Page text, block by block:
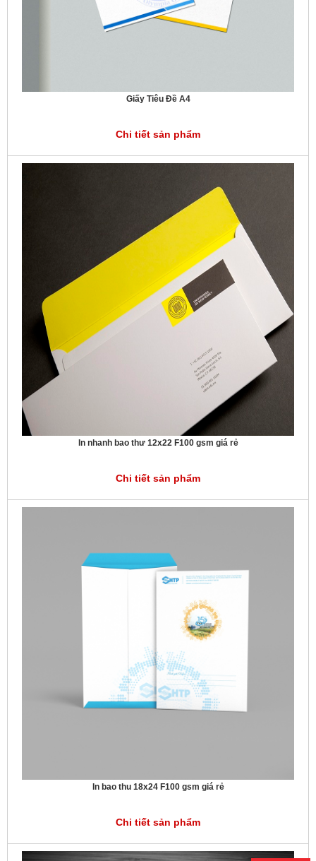
Giấy Tiêu Đề A4
Chi tiết sản phẩm
In nhanh bao thư 12x22 F100 gsm giá rẻ
Chi tiết sản phẩm
In bao thu 18x24 F100 gsm giá rẻ
Chi tiết sản phẩm